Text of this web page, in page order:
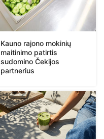
Kauno rajono mokinių
maitinimo patirtis
sudomino Čekijos
partnerius